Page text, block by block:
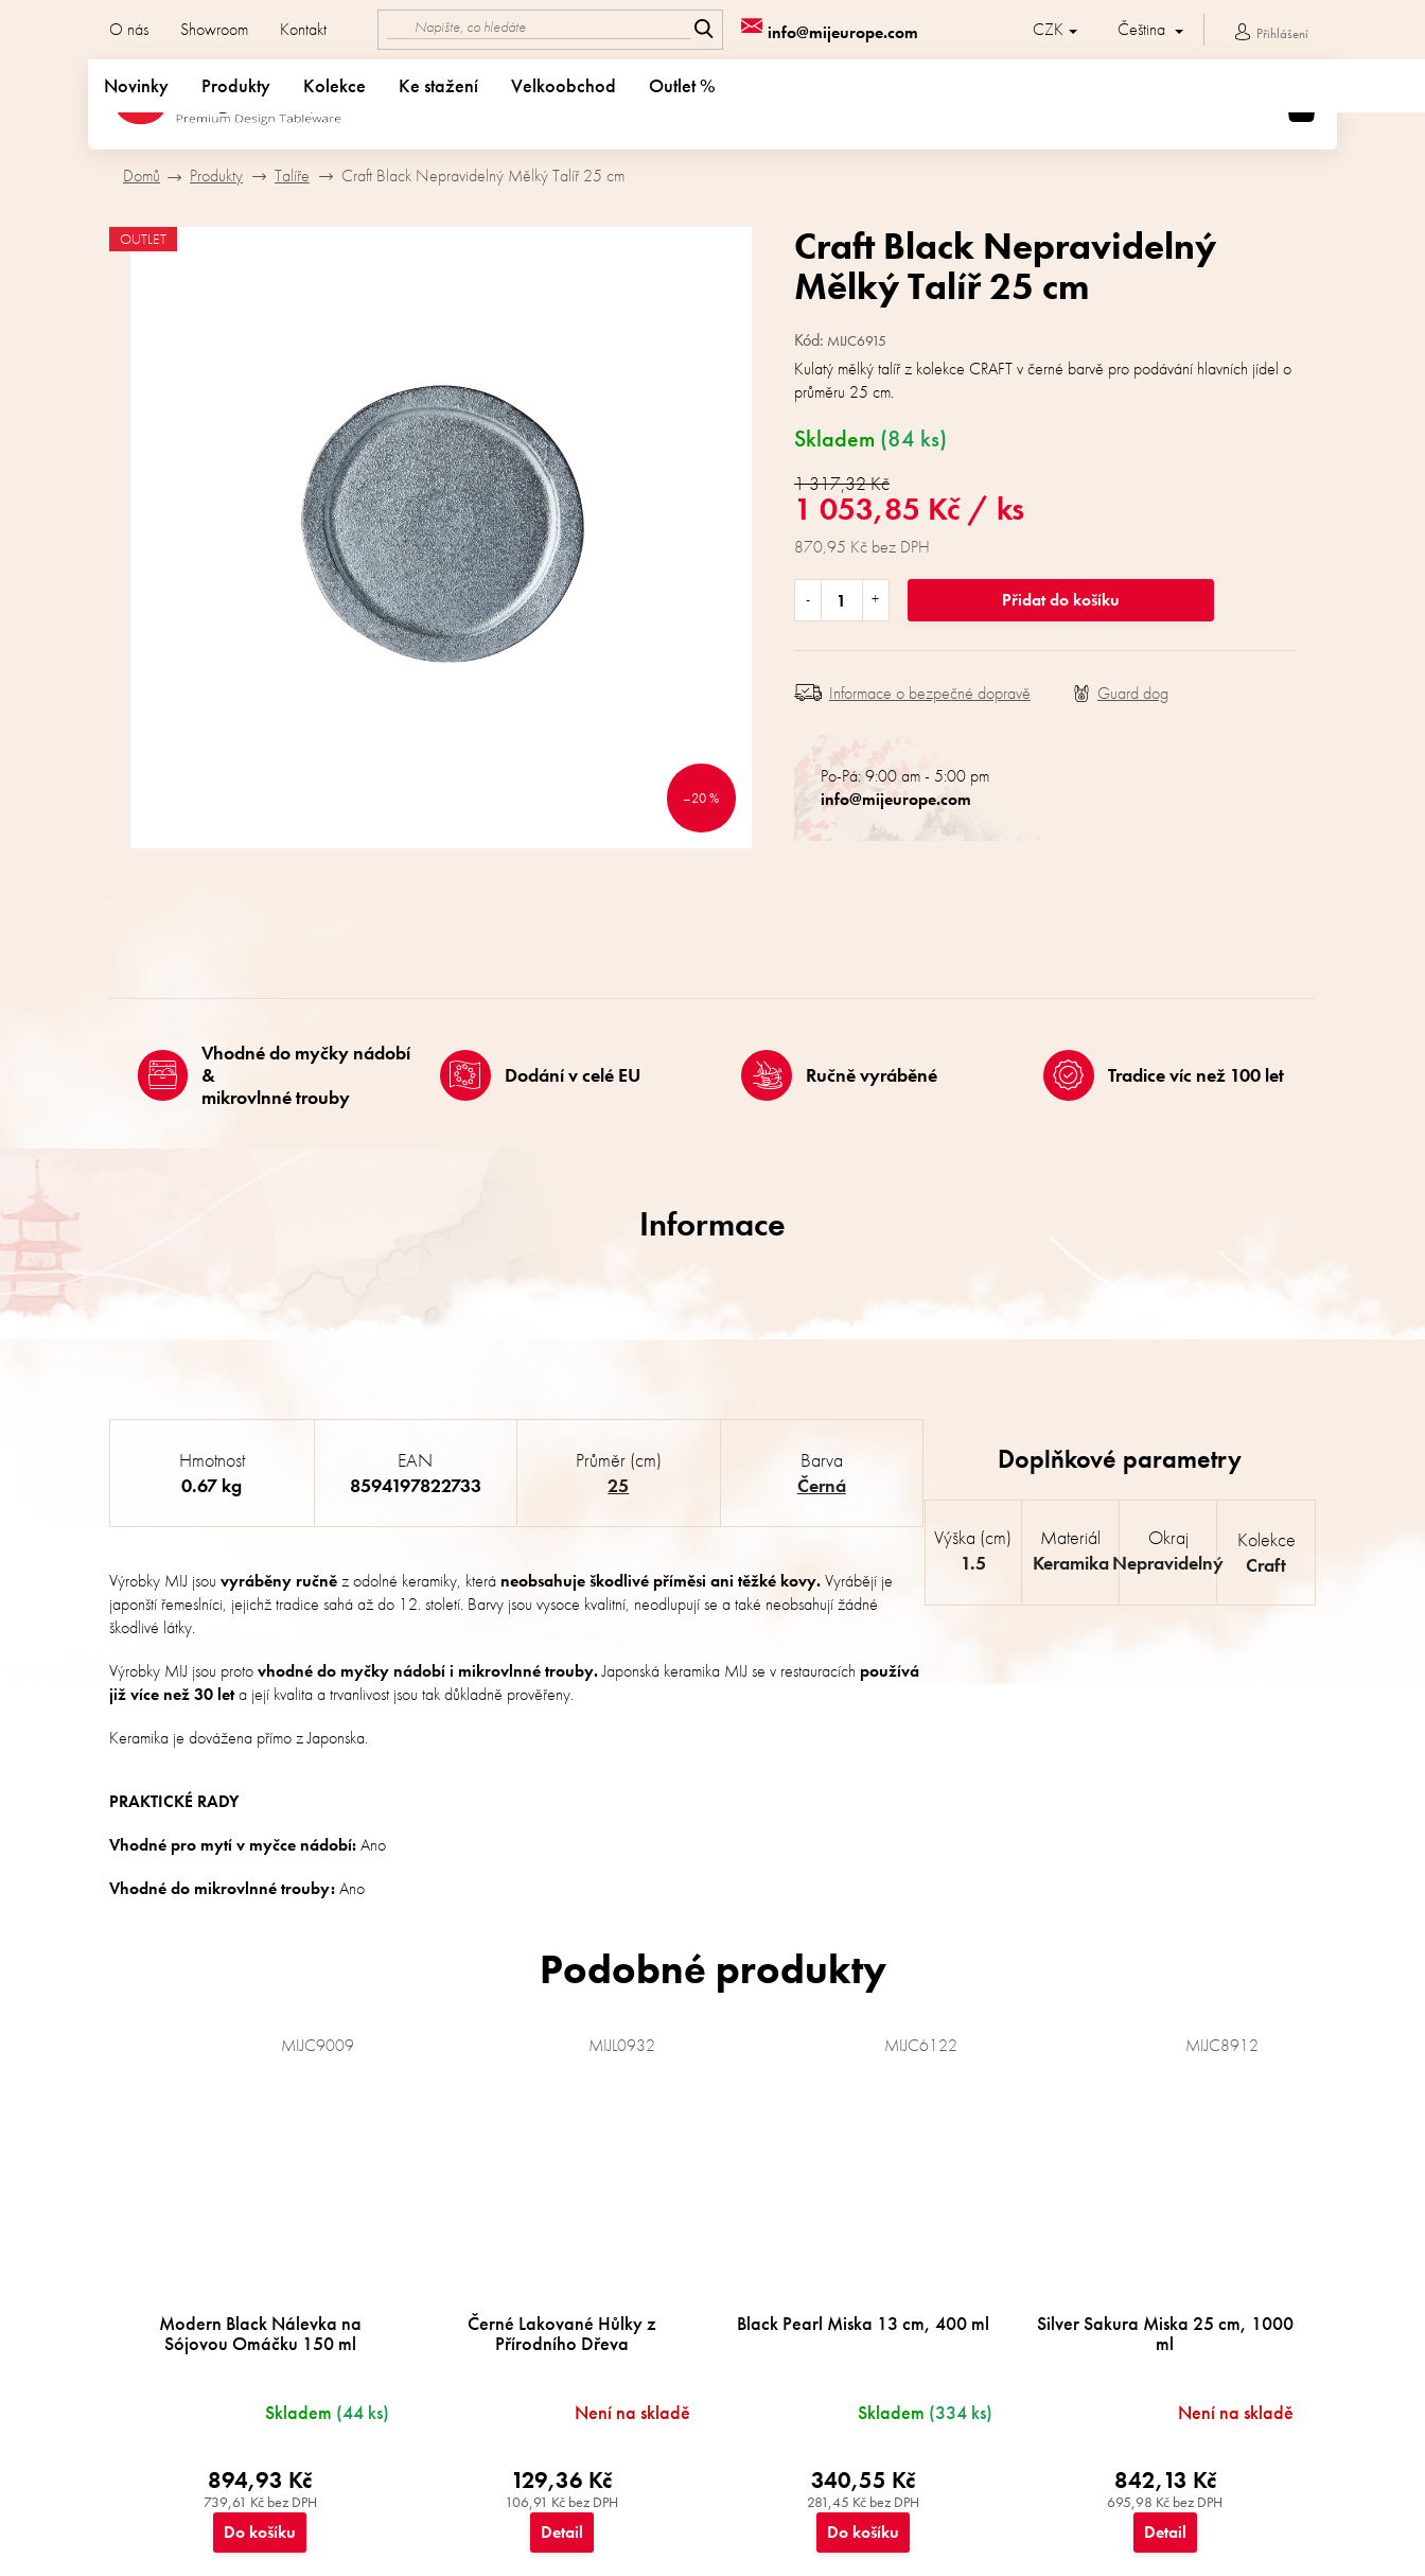
info@mijeurope.com
O nás Showroom Kontakt CZK Čeština Přihlášení
NÁKUPNÍ
KOŠÍK
Novinky Produkty Kolekce Ke stažení Velkoobchod Outlet %
Domů Produkty Talíře Craft Black Nepravidelný Mělký Talíř 25 cm
–20 %
OUTLET
1 317,32 Kč
1 053,85 Kč / ks
870,95 Kč bez DPH
Skladem (84 ks)
Přidat do košíku
Kulatý mělký talíř z kolekce CRAFT v černé barvě pro podávání hlavních jídel o
průměru 25 cm.
Po-Pá: 9:00 am - 5:00 pm
info@mijeurope.com
Informace o bezpečné dopravě
Craft Black Nepravidelný
Mělký Talíř 25 cm
Kód: MIJC6915
Vhodné do myčky nádobí
&
mikrovlnné trouby
Dodání v celé EU Ručně vyráběné Tradice víc než 100 let
Výrobky MIJ jsou vyráběny ručněz odolné keramiky, která neobsahuje škodlivé příměsi ani těžké kovy.Vyrábějí je
japonští řemeslníci, jejichž tradice sahá až do 12. století. Barvy jsou vysoce kvalitní, neodlupují se a také neobsahují žádné
škodlivé látky.
Výrobky MIJ jsou protovhodné do myčky nádobí i mikrovlnné trouby.Japonská keramika MIJ se v restauracích používá
již více než 30 leta její kvalita a trvanlivost jsou tak důkladně prověřeny.
Keramika je dovážena přímo z Japonska.
PRAKTICKÉ RADY
Vhodné pro mytí v myčce nádobí:Ano
Vhodné do mikrovlnné trouby:Ano
Hmotnost
0.67 kg
EAN
8594197822733
Průměr (cm)
25
Barva
Černá
Výška (cm)
1.5
Materiál
Keramika
Okraj
Nepravidelný
Kolekce
Craft
Modern Black Nálevka na
Sójovou Omáčku 150 ml
Skladem (44 ks)
739,61 Kč bez DPH
894,93 Kč
Do košíku
MIJC9009
Černé Lakované Hůlky z
Přírodního Dřeva
Není na skladě
106,91 Kč bez DPH
129,36 Kč
Detail
MIJL0932
Black Pearl Miska 13 cm, 400 ml
Skladem (334 ks)
281,45 Kč bez DPH
340,55 Kč
Do košíku
MIJC6122
Silver Sakura Miska 25 cm, 1000
ml
Není na skladě
695,98 Kč bez DPH
842,13 Kč
Detail
MIJC8912